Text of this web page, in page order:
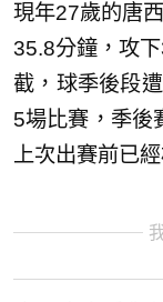
現年27歲的唐
35.8分鐘，攻
截，球季後段
5場比賽，季後
上次出賽前已